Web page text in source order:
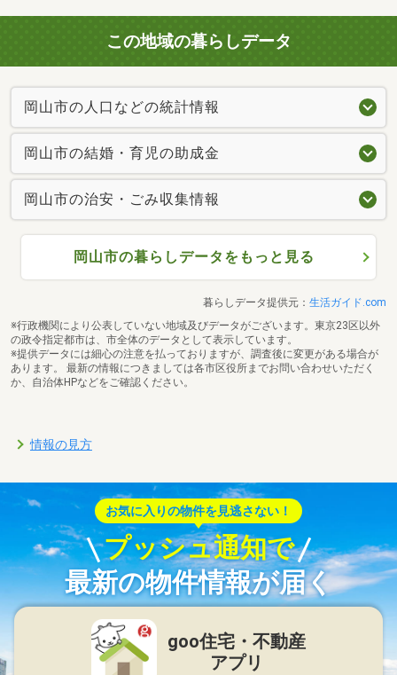
この地域の暮らしデータ
岡山市の人口などの統計情報
岡山市の結婚・育児の助成金
岡山市の治安・ごみ収集情報
岡山市の暮らしデータをもっと見る
暮らしデータ提供元： 生活ガイド.com
※行政機関により公表していない地域及びデータがございます。東京23区以外
の政令指定都市は、市全体のデータとして表示しています。
※提供データには細心の注意を払っておりますが、調査後に変更がある場合が
あります。 最新の情報につきましては各市区役所までお問い合わせいただく
か、自治体HPなどをご確認ください。
情報の見方
お気に入りの物件を見逃さない！
プッシュ通知で
最新の物件情報が届く
goo住宅・不動産
アプリ